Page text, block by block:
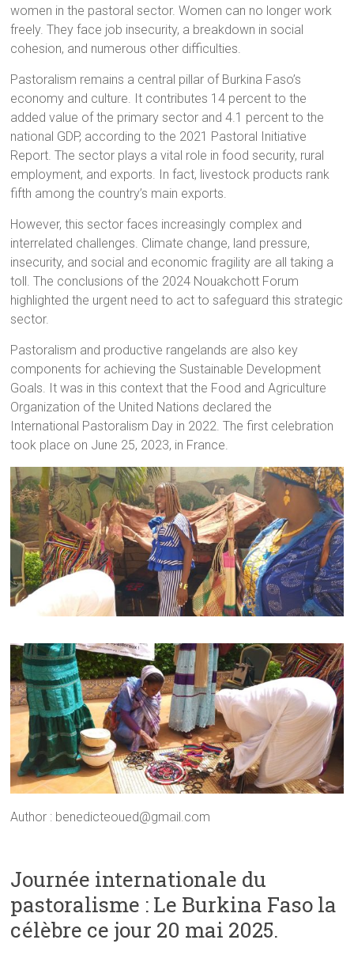
women in the pastoral sector. Women can no longer work
freely. They face job insecurity, a breakdown in social
cohesion, and numerous other difficulties.
Pastoralism remains a central pillar of Burkina Faso’s
economy and culture. It contributes 14 percent to the
added value of the primary sector and 4.1 percent to the
national GDP, according to the 2021 Pastoral Initiative
Report. The sector plays a vital role in food security, rural
employment, and exports. In fact, livestock products rank
fifth among the country’s main exports.
However, this sector faces increasingly complex and
interrelated challenges. Climate change, land pressure,
insecurity, and social and economic fragility are all taking a
toll. The conclusions of the 2024 Nouakchott Forum
highlighted the urgent need to act to safeguard this strategic
sector.
Pastoralism and productive rangelands are also key
components for achieving the Sustainable Development
Goals. It was in this context that the Food and Agriculture
Organization of the United Nations declared the
International Pastoralism Day in 2022. The first celebration
took place on June 25, 2023, in France.
Author : benedicteoued@gmail.com
Journée internationale du
pastoralisme : Le Burkina Faso la
célèbre ce jour 20 mai 2025.